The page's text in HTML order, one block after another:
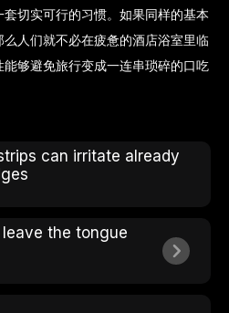
切实可行的习惯。如果同样的基本
人们就不必在疲惫的酒店浴室里临
够避免旅行变成一连串琐碎的口吃
can irritate already
the tongue